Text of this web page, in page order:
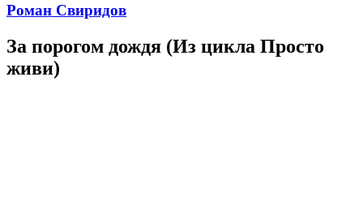
Роман Свиридов
За порогом дождя (Из цикла Просто
живи)